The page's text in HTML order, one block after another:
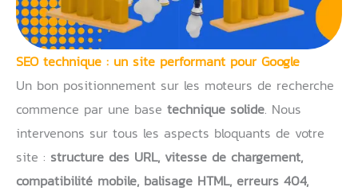
SEO technique : un site performant pour Google
Un bon positionnement sur les moteurs de recherche
commence par une base technique solide. Nous
intervenons sur tous les aspects bloquants de votre
site : structure des URL, vitesse de chargement,
compatibilité mobile, balisage HTML, erreurs 404,